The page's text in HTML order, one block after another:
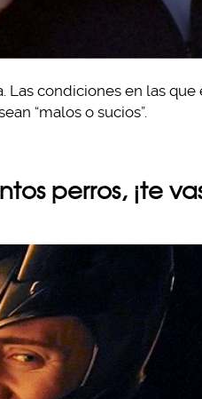
Las condiciones en las
“malos o sucios”.
perros, ¡te